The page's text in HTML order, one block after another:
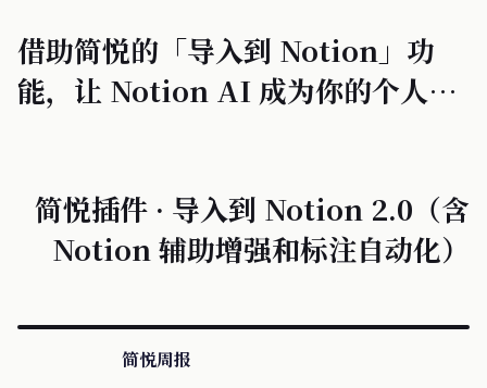
借助简悦的「导入到 Notion」功
能，让 Notion AI 成为你的个人知
简悦插件 · 导入到 Notion 2.0（含
Notion 辅助增强和标注自动化）
简悦周报